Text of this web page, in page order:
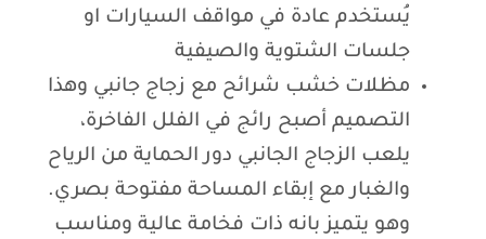
يُستخدم عادة في مواقف السيارات او
جلسات الشتوية والصيفية
مظلات خشب شرائح مع زجاج جانبي وهذا
التصميم أصبح رائج في الفلل الفاخرة،
يلعب الزجاج الجانبي دور الحماية من الرياح
والغبار مع إبقاء المساحة مفتوحة بصري.
وهو يتميز بانه ذات فخامة عالية ومناسب